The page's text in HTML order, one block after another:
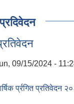
09/15/2024 -
र्प्रगित प्रतिवेदन